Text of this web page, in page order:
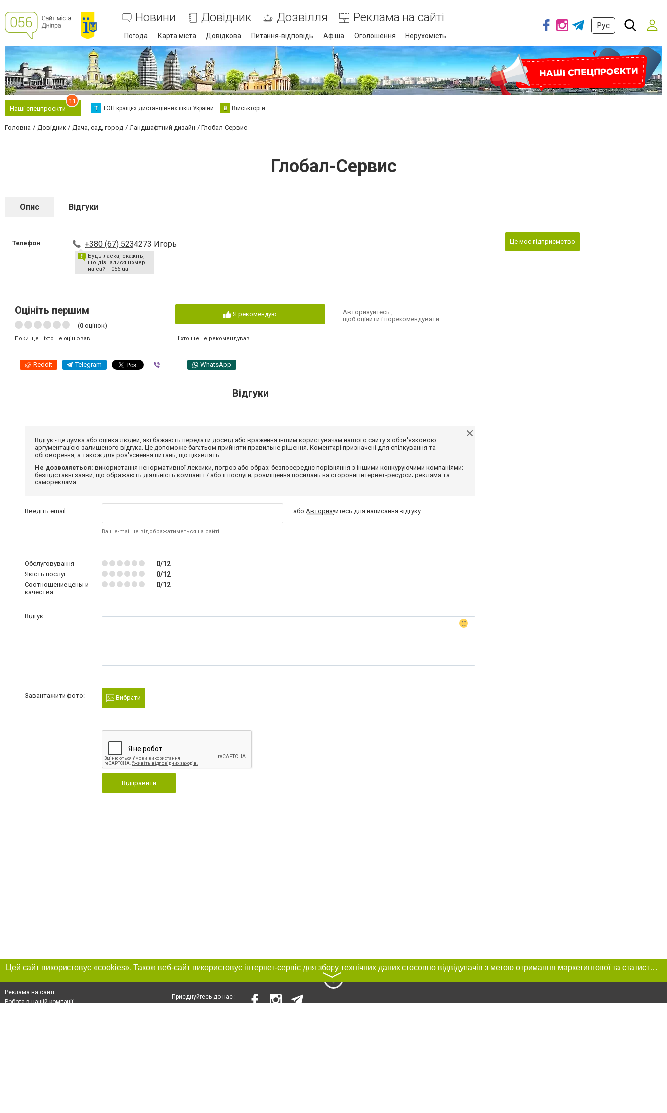
Новини Довідник Дозвілля Реклама на сайті
Погода Карта міста Довідкова Питання-відповідь Афіша Оголошення Нерухомість
Рус
Наші спецпроєкти
11
Т ТОП кращих дистанційних шкіл України В Військторги
Головна Довідник Дача, сад, город Ландшафтний дизайн Глобал-Сервис
Глобал-Сервис
Опис Відгуки
Телефон +380 (67) 5234273 Игорь
Будь ласка, скажіть,
що дізналися номер
на сайті 056.ua
Оцініть першим
(0 оцінок)
Поки ще ніхто не оцінював
Я рекомендую
Ніхто ще не рекомендував
Авторизуйтесь,
щоб оцінити і порекомендувати
Reddit Telegram WhatsApp
Це моє підприємство
Відгуки
Відгук - це думка або оцінка людей, які бажають передати досвід або враження іншим користувачам нашого сайту з обов'язковою
аргументацією залишеного відгука. Це допоможе багатьом прийняти правильне рішення. Коментарі призначені для спілкування та
обговорення, а також для роз'яснення питань, що цікавлять.
Не дозволяється: використання ненормативної лексики, погроз або образ; безпосереднє порівняння з іншими конкуруючими компаніями;
безпідставні заяви, що ображають діяльність компанії і / або її послуги; розміщення посилань на сторонні інтернет-ресурси; реклама та
самореклама.
Введіть email:
Ваш e-mail не відображатиметься на сайті
абоАвторизуйтесь для написання відгуку
Обслуговування 0/12
Якість послуг 0/12
Соотношение цены и
качества
0/12
Відгук:
Завантажити фото: Вибрати
Відправити
Цей сайт використовує «cookies». Також веб-сайт використовує інтернет-сервіс для збору технічних даних стосовно відвідувачів з метою отримання маркетингової та статистичної інформації. Умови обробки даних відвідувачів сайту див.
〉
Реклама на сайті
Робота в нашій компанії
Приєднуйтесь до нас :